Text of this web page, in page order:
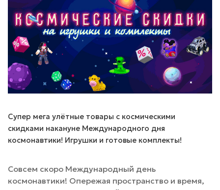
Супер мега улётные товары с космическими
скидками накануне Международного дня
космонавтики! Игрушки и готовые комплекты!
Совсем скоро Международный день
космонавтики! Опережая пространство и время,